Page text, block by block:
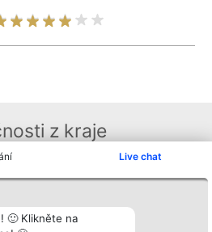
Live chat
🙂 Klikněte na
z kraje
Plebiscyt
Seznam všech
laureátů
Kontakt